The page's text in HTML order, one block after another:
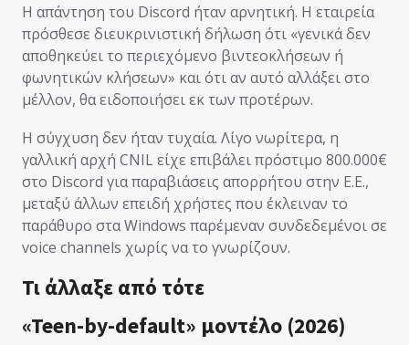
Η απάντηση του Discord ήταν αρνητική. Η εταιρεία
πρόσθεσε διευκρινιστική δήλωση ότι «γενικά δεν
αποθηκεύει το περιεχόμενο βιντεοκλήσεων ή
φωνητικών κλήσεων» και ότι αν αυτό αλλάξει στο
μέλλον, θα ειδοποιήσει εκ των προτέρων.
Η σύγχυση δεν ήταν τυχαία. Λίγο νωρίτερα, η
γαλλική αρχή CNIL είχε επιβάλει πρόστιμο 800.000€
στο Discord για παραβιάσεις απορρήτου στην Ε.Ε.,
μεταξύ άλλων επειδή χρήστες που έκλειναν το
παράθυρο στα Windows παρέμεναν συνδεδεμένοι σε
voice channels χωρίς να το γνωρίζουν.
Τι άλλαξε από τότε
«Teen-by-default» μοντέλο (2026)